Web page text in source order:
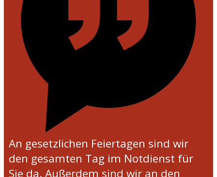
An gesetzlichen Feiertagen sind wir
den gesamten Tag im Notdienst für
Sie da. Außerdem sind wir an den